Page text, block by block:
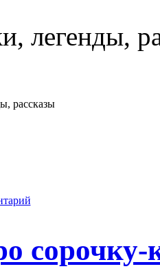
легенды,
рассказы
сорочку-